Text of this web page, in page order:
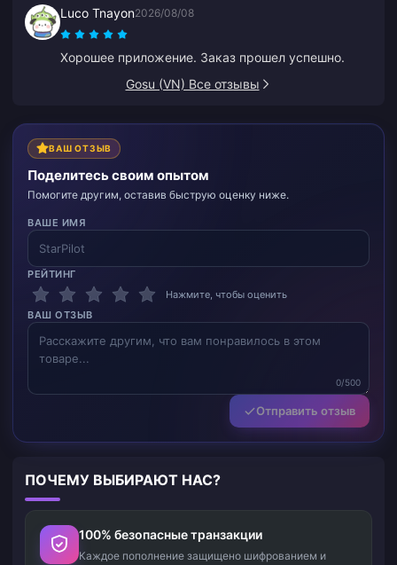
Luco Tnayon2026/08/08
Хорошее приложение. Заказ прошел успешно.
Gosu (VN) Все отзывы
ВАШ ОТЗЫВ
Поделитесь своим опытом
Помогите другим, оставив быструю оценку ниже.
ВАШЕ ИМЯ
РЕЙТИНГ
Нажмите, чтобы оценить
ВАШ ОТЗЫВ
0/500
Отправить отзыв
ПОЧЕМУ ВЫБИРАЮТ НАС?
100% безопасные транзакции
Каждое пополнение защищено шифрованием и